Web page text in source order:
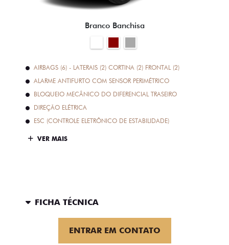
Branco Banchisa
AIRBAGS (6) - LATERAIS (2) CORTINA (2) FRONTAL (2)
ALARME ANTIFURTO COM SENSOR PERIMÉTRICO
BLOQUEIO MECÂNICO DO DIFERENCIAL TRASEIRO
DIREÇÃO ELÉTRICA
ESC (CONTROLE ELETRÔNICO DE ESTABILIDADE)
VER MAIS
FICHA TÉCNICA
ENTRAR EM CONTATO